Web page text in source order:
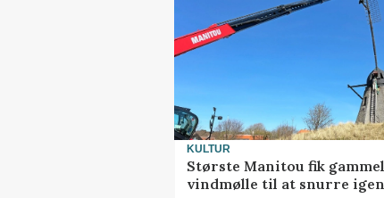
KULTUR
Største Manitou fik gammel
vindmølle til at snurre igen